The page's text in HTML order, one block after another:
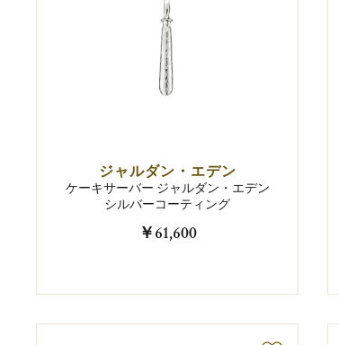
ジャルダン・エデン
ケーキサーバー ジャルダン・エデン
シルバーコーティング
￥61,600